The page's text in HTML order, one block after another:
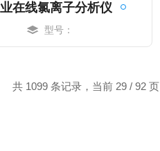
在线氯离子分析仪
型号：
共 1099 条记录，当前 29 / 92 页